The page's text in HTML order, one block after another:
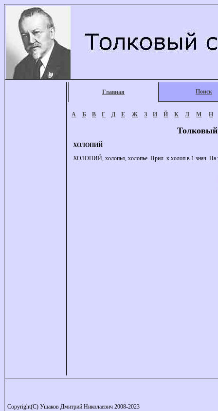
Главная Поиск
А Б В Г Д Е Ж З И Й К Л М Н
ХОЛОПИЙ
ХОЛОПИЙ, холопья, холопье. Прил. к холоп в 1 знач. На
Copyright(C) Ушаков Дмитрий Николаевич 2008-2023